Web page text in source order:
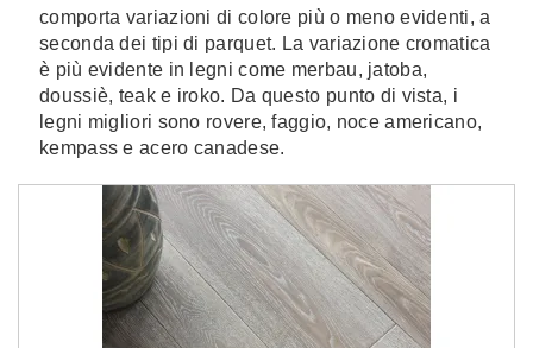
comporta variazioni di colore più o meno evidenti, a
seconda dei tipi di parquet. La variazione cromatica
è più evidente in legni come merbau, jatoba,
doussiè, teak e iroko. Da questo punto di vista, i
legni migliori sono rovere, faggio, noce americano,
kempass e acero canadese.